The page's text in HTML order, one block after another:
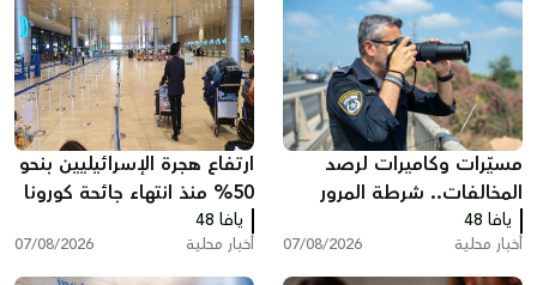
مسيّرات وكاميرات لرصد
المخالفات.. شرطة المرور
تكثف حملاتها على الطرق
يافا 48
أخبار محلية 07/08/2026
ارتفاع هجرة الإسرائيليين بنحو
50% منذ انتهاء جائحة كورونا
وخسائر ضريبية بمليارات
الشواكل
يافا 48
أخبار محلية 07/08/2026